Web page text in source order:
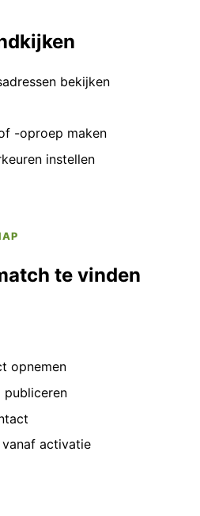
bekijken
-oproep maken
instellen
te vinden
opnemen
activatie